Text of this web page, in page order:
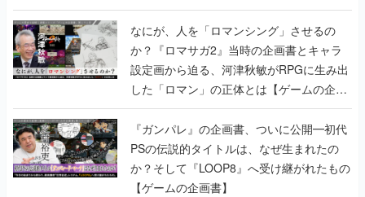
書】
なにが、人を「ロマンシング」させるの
か？『ロマサガ2』当時の企画書とキャラ
設定画から迫る、河津秋敏がRPGに生み出
した「ロマン」の正体とは【ゲームの企画
書】
『ガンパレ』の企画書、ついに公開━初代
PSの伝説的タイトルは、なぜ生まれたの
か？そして『LOOP8』へ受け継がれたもの
【ゲームの企画書】